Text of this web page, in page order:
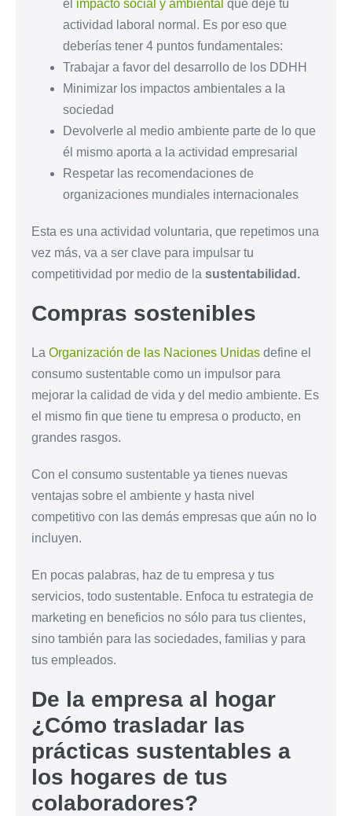
el impacto social y ambiental que deje tu
actividad laboral normal. Es por eso que
deberías tener 4 puntos fundamentales:
Trabajar a favor del desarrollo de los DDHH
Minimizar los impactos ambientales a la
sociedad
Devolverle al medio ambiente parte de lo que
él mismo aporta a la actividad empresarial
Respetar las recomendaciones de
organizaciones mundiales internacionales
Esta es una actividad voluntaria, que repetimos una
vez más, va a ser clave para impulsar tu
competitividad por medio de la sustentabilidad.
Compras sostenibles
La Organización de las Naciones Unidas define el
consumo sustentable como un impulsor para
mejorar la calidad de vida y del medio ambiente. Es
el mismo fin que tiene tu empresa o producto, en
grandes rasgos.
Con el consumo sustentable ya tienes nuevas
ventajas sobre el ambiente y hasta nivel
competitivo con las demás empresas que aún no lo
incluyen.
En pocas palabras, haz de tu empresa y tus
servicios, todo sustentable. Enfoca tu estrategia de
marketing en beneficios no sólo para tus clientes,
sino también para las sociedades, familias y para
tus empleados.
De la empresa al hogar
¿Cómo trasladar las
prácticas sustentables a
los hogares de tus
colaboradores?